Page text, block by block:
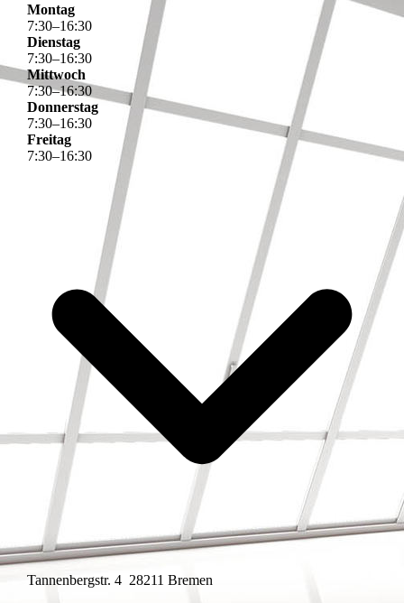
Montag
7:30–16:30
Dienstag
7:30–16:30
Mittwoch
7:30–16:30
Donnerstag
7:30–16:30
Freitag
7:30–16:30
Tannenbergstr. 4 28211 Bremen